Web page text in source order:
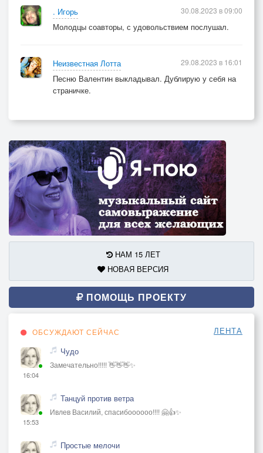
. Игорь
Молодцы соавторы, с удовольствием послушал.
30.08.2023 в 09:00
Неизвестная Лотта
Песню Валентин выкладывал. Дублирую у себя на
страничке.
29.08.2023 в 16:01
НАМ 15 ЛЕТ
НОВАЯ ВЕРСИЯ
ПОМОЩЬ ПРОЕКТУ
ОБСУЖДАЮТ СЕЙЧАС ЛЕНТА
16:04
Чудо
Замечательно!!!!! 👋👋👋✨
15:53
Танцуй против ветра
Ивлев Василий, спасибоооооо!!!! 🤗👍✨
Простые мелочи